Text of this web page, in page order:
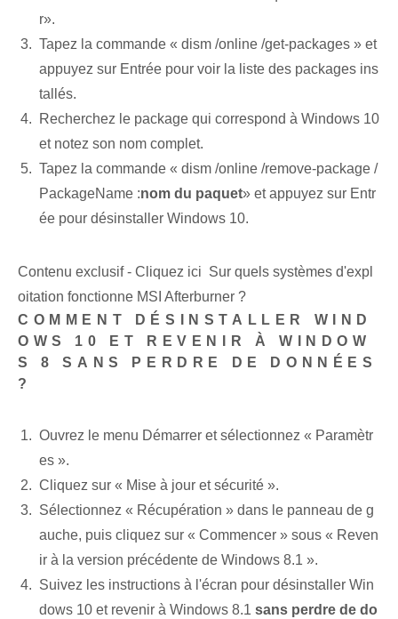
r».
Tapez la commande « dism /online⁢ /get-packages » et
appuyez sur Entrée pour voir la liste des packages ins
tallés.
Recherchez le package qui⁢ correspond à Windows 10
et notez son nom complet.
Tapez la commande « dism /online /remove-package /
PackageName :nom du paquet» et appuyez sur Entr
ée pour désinstaller Windows 10.
Contenu exclusif - Cliquez ici Sur quels systèmes d'expl
oitation fonctionne MSI Afterburner ?
COMMENT DÉSINSTALLER WIND
OWS 10 ET REVENIR À WINDOW
S 8 SANS PERDRE DE DONNÉES
?
Ouvrez le menu Démarrer⁢ et sélectionnez « Paramètr
es ».
Cliquez sur « Mise à jour et sécurité ».
Sélectionnez « Récupération » dans le panneau de g
auche, puis cliquez sur « Commencer » sous « Reven
ir à la version précédente de Windows 8.1 ».
Suivez les instructions à l'écran pour désinstaller⁢ Win
dows 10 et revenir à Windows 8.1 sans perdre de do